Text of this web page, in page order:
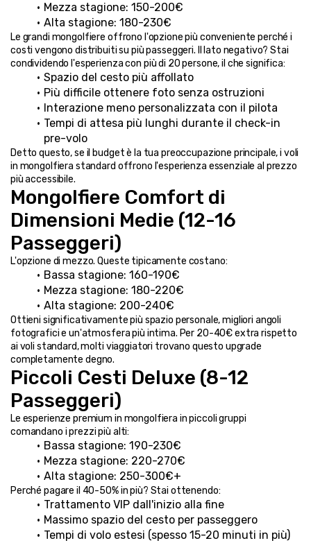
Mezza stagione: 150-200€
Alta stagione: 180-230€
Le grandi mongolfiere offrono l'opzione più conveniente perché i
costi vengono distribuiti su più passeggeri. Il lato negativo? Stai
condividendo l'esperienza con più di 20 persone, il che significa:
Spazio del cesto più affollato
Più difficile ottenere foto senza ostruzioni
Interazione meno personalizzata con il pilota
Tempi di attesa più lunghi durante il check-in
pre-volo
Detto questo, se il budget è la tua preoccupazione principale, i voli
in mongolfiera standard offrono l'esperienza essenziale al prezzo
più accessibile.
Mongolfiere Comfort di
Dimensioni Medie (12-16
Passeggeri)
L'opzione di mezzo. Queste tipicamente costano:
Bassa stagione: 160-190€
Mezza stagione: 180-220€
Alta stagione: 200-240€
Ottieni significativamente più spazio personale, migliori angoli
fotografici e un'atmosfera più intima. Per 20-40€ extra rispetto
ai voli standard, molti viaggiatori trovano questo upgrade
completamente degno.
Piccoli Cesti Deluxe (8-12
Passeggeri)
Le esperienze premium in mongolfiera in piccoli gruppi
comandano i prezzi più alti:
Bassa stagione: 190-230€
Mezza stagione: 220-270€
Alta stagione: 250-300€+
Perché pagare il 40-50% in più? Stai ottenendo:
Trattamento VIP dall'inizio alla fine
Massimo spazio del cesto per passeggero
Tempi di volo estesi (spesso 15-20 minuti in più)